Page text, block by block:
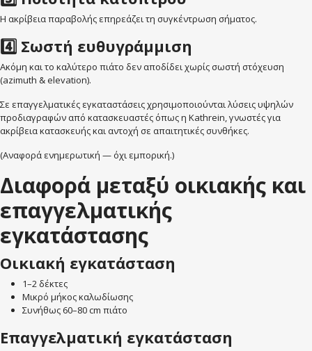
Η ακρίβεια παραβολής επηρεάζει τη συγκέντρωση σήματος.
4️⃣ Σωστή ευθυγράμμιση
Ακόμη και το καλύτερο πιάτο δεν αποδίδει χωρίς σωστή στόχευση
(azimuth & elevation).
Σε επαγγελματικές εγκαταστάσεις χρησιμοποιούνται λύσεις υψηλών
προδιαγραφών από κατασκευαστές όπως η Kathrein, γνωστές για
ακρίβεια κατασκευής και αντοχή σε απαιτητικές συνθήκες.
(Αναφορά ενημερωτική — όχι εμπορική.)
Διαφορά μεταξύ οικιακής και
επαγγελματικής
εγκατάστασης
Οικιακή εγκατάσταση
1–2 δέκτες
Μικρό μήκος καλωδίωσης
Συνήθως 60–80 cm πιάτο
Επαγγελματική εγκατάσταση